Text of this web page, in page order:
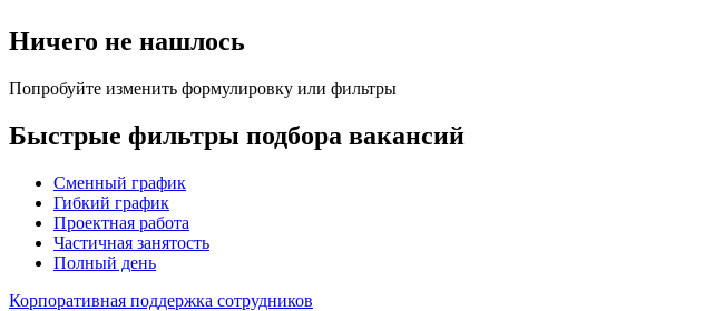
Ничего не нашлось
Попробуйте изменить формулировку или фильтры
Быстрые фильтры подбора вакансий
Сменный график
Гибкий график
Проектная работа
Частичная занятость
Полный день
Корпоративная поддержка сотрудников